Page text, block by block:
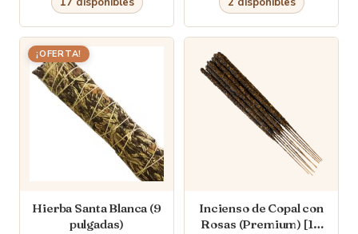
¡OFERTA!
Hierba Santa Blanca (9
pulgadas)
Incienso de Copal con
Rosas (Premium) [10